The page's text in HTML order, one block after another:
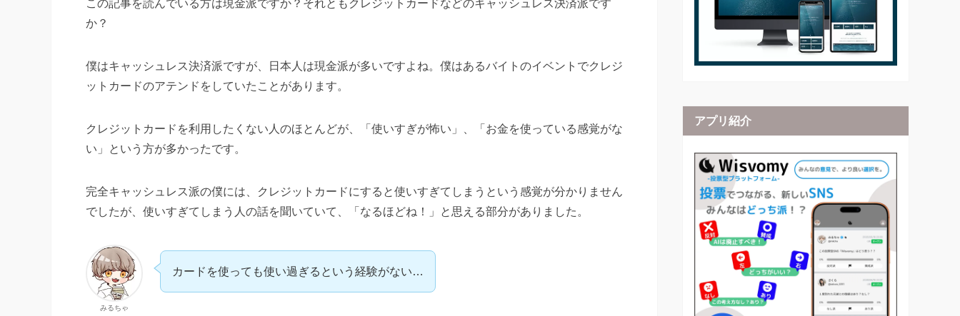
この記事を読んでいる方は現金派ですか？それともクレジットカードなどのキャッシュレス決済派です
か？
僕はキャッシュレス決済派ですが、日本人は現金派が多いですよね。僕はあるバイトのイベントでクレジ
ットカードのアテンドをしていたことがあります。
クレジットカードを利用したくない人のほとんどが、「使いすぎが怖い」、「お金を使っている感覚がな
い」という方が多かったです。
完全キャッシュレス派の僕には、クレジットカードにすると使いすぎてしまうという感覚が分かりません
でしたが、使いすぎてしまう人の話を聞いていて、「なるほどね！」と思える部分がありました。
みるちゃ
カードを使っても使い過ぎるという経験がない…
アプリ紹介